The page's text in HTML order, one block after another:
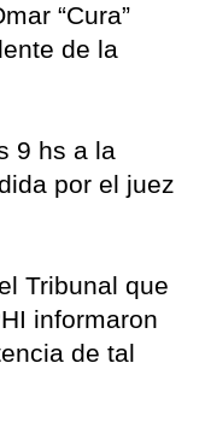
“Cura”
de la
9 hs a la
por el juez
Tribunal que
informaron
de tal